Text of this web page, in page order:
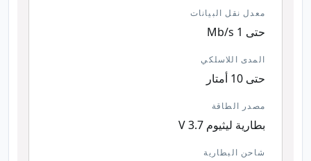
معدل نقل البيانات
حتى 1 Mb/s
المدى اللاسلكي
حتى 10 أمتار
مصدر الطاقة
بطارية ليثيوم 3.7 V
شاحن البطارية